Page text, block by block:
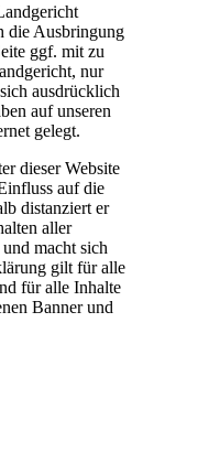
die Ausbringung
ggf. mit zu
nur
ausdrücklich
auf unseren
gelegt.
dieser Website
auf die
distanziert er
aller
macht sich
gilt für alle
für alle Inhalte
Banner und